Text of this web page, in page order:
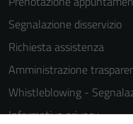
Segnalazione disservizio
Richiesta assistenza
Amministrazione
Whistleblowing -
Informativa privacy